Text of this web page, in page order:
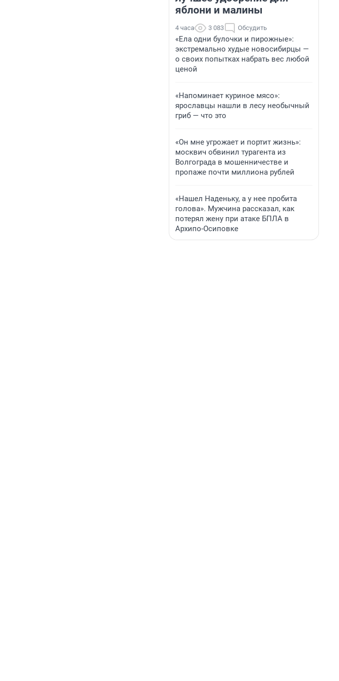
яблони и малины
4 часа 3 083 Обсудить
«Ела одни булочки и пирожные»:
экстремально худые новосибирцы —
о своих попытках набрать вес любой
ценой
«Напоминает куриное мясо»:
ярославцы нашли в лесу необычный
гриб — что это
«Он мне угрожает и портит жизнь»:
москвич обвинил турагента из
Волгограда в мошенничестве и
пропаже почти миллиона рублей
«Нашел Наденьку, а у нее пробита
голова». Мужчина рассказал, как
потерял жену при атаке БПЛА в
Архипо-Осиповке